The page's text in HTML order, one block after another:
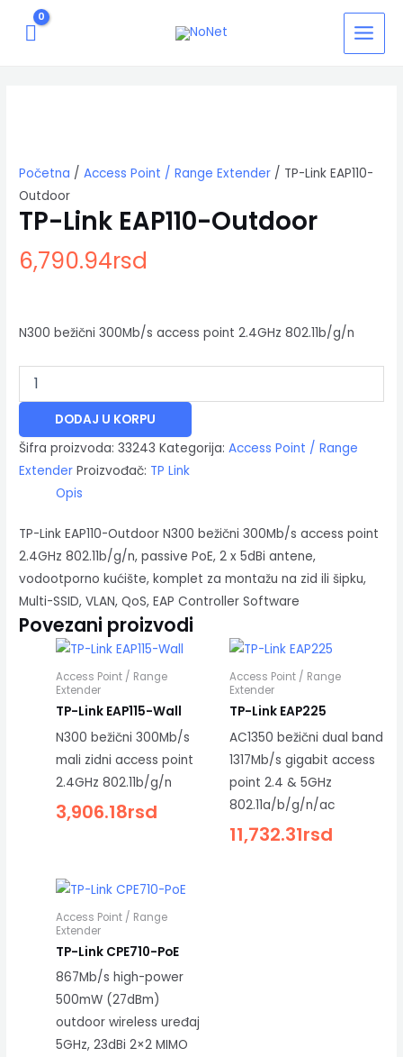
MAIN
MENU
Početna /Access Point / Range Extender / TP-Link EAP110-
Outdoor
TP-Link EAP110-Outdoor
6,790.94rsd
N300 bežični 300Mb/s access point 2.4GHz 802.11b/g/n
DODAJ U KORPU
Šifra proizvoda:33243 Kategorija:Access Point / Range
Extender Proizvođač: TP Link
Opis
TP-Link EAP110-Outdoor N300 bežični 300Mb/s access point
2.4GHz 802.11b/g/n, passive PoE, 2 x 5dBi antene,
vodootporno kućište, komplet za montažu na zid ili šipku,
Multi-SSID, VLAN, QoS, EAP Controller Software
Povezani proizvodi
Access Point / Range
Extender
TP-Link EAP115-Wall
N300 bežični 300Mb/s
mali zidni access point
2.4GHz 802.11b/g/n
3,906.18rsd
Access Point / Range
Extender
TP-Link EAP225
AC1350 bežični dual band
1317Mb/s gigabit access
point 2.4 & 5GHz
802.11a/b/g/n/ac
11,732.31rsd
Access Point / Range
Extender
TP-Link CPE710-PoE
867Mb/s high-power
500mW (27dBm)
outdoor wireless uređaj
5GHz, 23dBi 2×2 MIMO